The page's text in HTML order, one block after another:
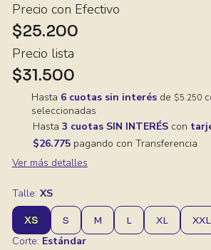
Precio con Efectivo
$25.200
Precio lista
$31.500
Hasta 6 cuotas sin interés de $5.250
seleccionadas
Hasta 3 cuotas SIN INTERÉScon
$26.775pagando con Transferencia
Ver más detalles
Talle: XS
XS S M L XL XXL
Corte: Estándar